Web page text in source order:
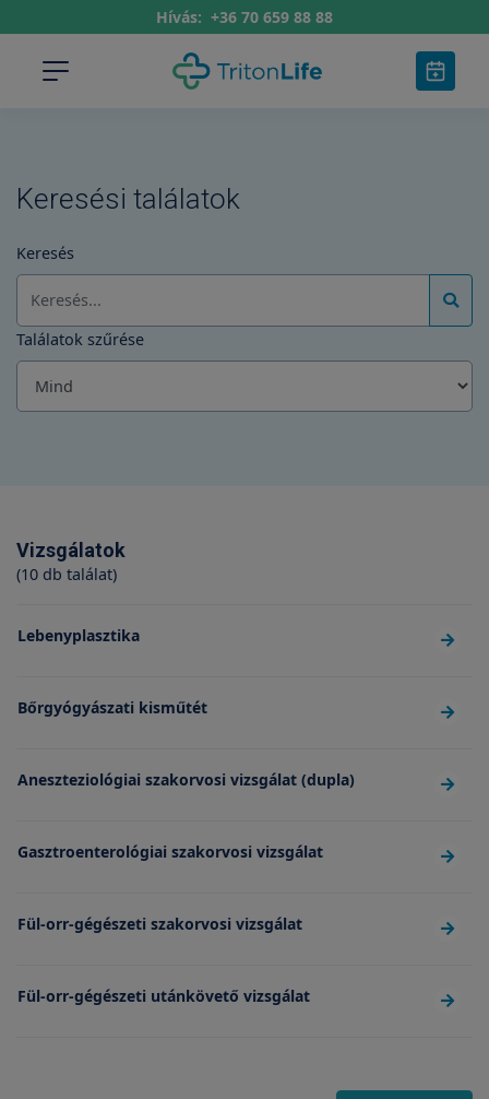
Hívás: +36 70 659 88 88
Keresési találatok
Keresés
Találatok szűrése
Vizsgálatok
(10 db találat)
Lebenyplasztika
Bőrgyógyászati kisműtét
Aneszteziológiai szakorvosi vizsgálat (dupla)
Gasztroenterológiai szakorvosi vizsgálat
Fül-orr-gégészeti szakorvosi vizsgálat
Fül-orr-gégészeti utánkövető vizsgálat